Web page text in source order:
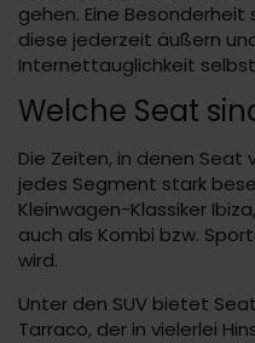
gehen. Eine
diese jederzeit äußern
Internettauglichkeit
Welche Seat
Die Zeiten, in denen
jedes Segment stark
Kleinwagen-Klassiker
auch als Kombi bzw.
wird.
Unter den SUV bietet
Tarraco, der in vielerlei